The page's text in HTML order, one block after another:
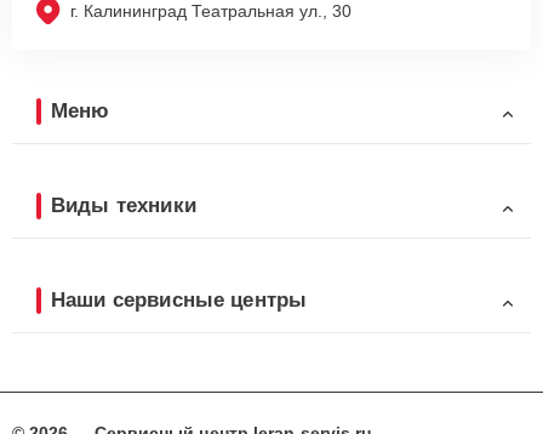
г. Калининград Театральная ул., 30
Меню
Виды техники
Наши сервисные центры